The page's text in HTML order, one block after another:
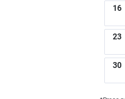
16
23
30